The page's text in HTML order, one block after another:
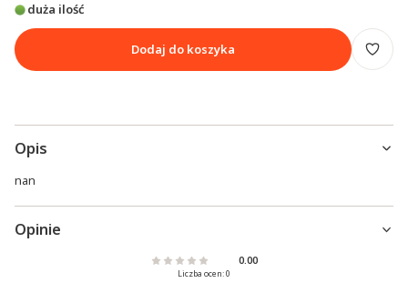
duża ilość
Dodaj do koszyka
Opis
nan
Opinie
0.00
Liczba ocen: 0